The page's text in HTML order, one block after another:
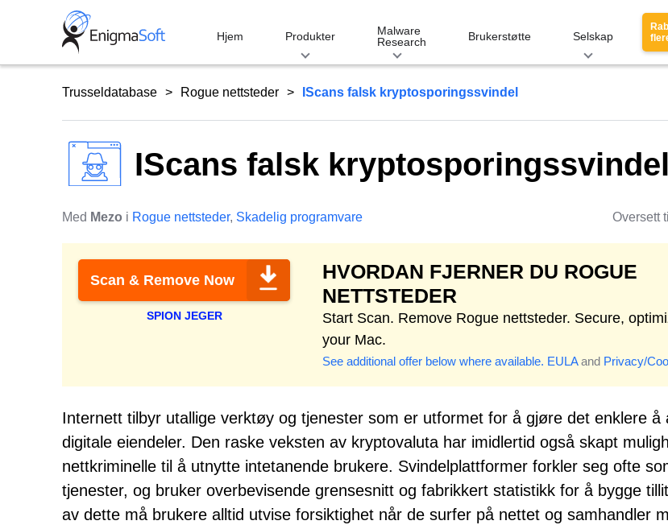
Hjem Produkter
Malware
Research
Brukerstøtte Selskap
Trusseldatabase Rogue nettsteder IScans falsk kryptosporingssvindel
IScans falsk kryptosporingssvindel
Med Mezo i Rogue nettsteder, Skadelig programvare Oversett
Scan & Remove Now
SPION JEGER
HVORDAN FJERNER DU ROGUE
NETTSTEDER
Start Scan. Remove Rogue nettsteder. Secure,
your Mac.
See additional offer below where available. EULAand Privacy/
Internett tilbyr utallige verktøy og tjenester som er utformet for å gjøre det enklere å
digitale eiendeler. Den raske veksten av kryptovaluta har imidlertid også skapt
nettkriminelle til å utnytte intetanende brukere. Svindelplattformer forkler seg ofte
tjenester, og bruker overbevisende grensesnitt og fabrikkert statistikk for å bygge
av dette må brukere alltid utvise forsiktighet når de surfer på nettet og samhandler